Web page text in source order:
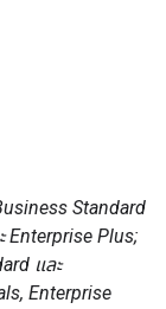
Standard
Enterprise Plus;
และ
Enterprise